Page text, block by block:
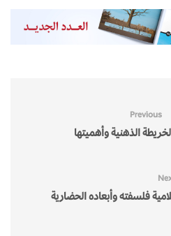
Previous
الذهنية وأهميتها
فلسفته وأبعاده الحضارية